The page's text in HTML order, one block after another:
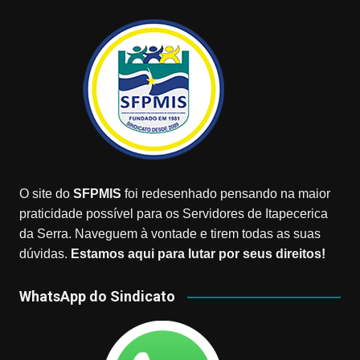
O site do SFPMIS foi redesenhado pensando na maior
praticidade possível para os Servidores de Itapecerica
da Serra. Naveguem à vontade e tirem todas as suas
dúvidas. Estamos aqui para lutar por seus direitos!
WhatsApp do Sindicato